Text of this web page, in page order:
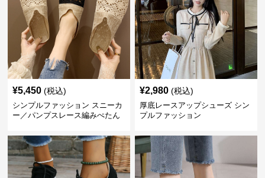
¥5,450 (税込)
シンプルファッション スニーカ
ー／パンプスレース編みぺたん
¥2,980 (税込)
厚底レースアップシューズ シン
プルファッション